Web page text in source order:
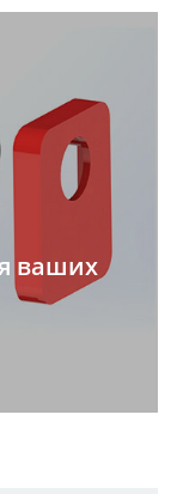
ваших